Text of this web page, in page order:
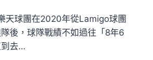
天球團在2020年從Lamigo球團
後，球隊戰績不如過往「8年6
到去…